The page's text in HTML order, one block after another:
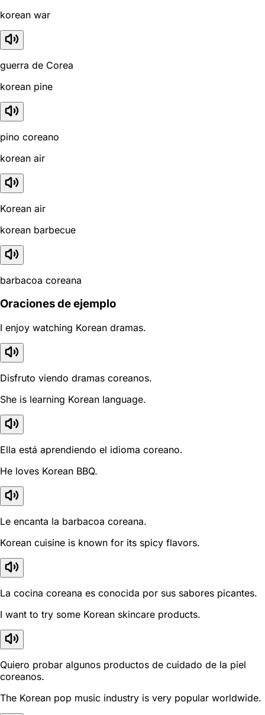
korean war
guerra de Corea
korean pine
pino coreano
korean air
Korean air
korean barbecue
barbacoa coreana
Oraciones de ejemplo
I enjoy watching Korean dramas.
Disfruto viendo dramas coreanos.
She is learning Korean language.
Ella está aprendiendo el idioma coreano.
He loves Korean BBQ.
Le encanta la barbacoa coreana.
Korean cuisine is known for its spicy flavors.
La cocina coreana es conocida por sus sabores picantes.
I want to try some Korean skincare products.
Quiero probar algunos productos de cuidado de la piel
coreanos.
The Korean pop music industry is very popular worldwide.